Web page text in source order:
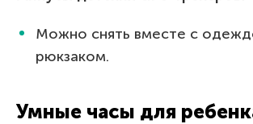
Можно снять вместе с
рюкзаком.
Умные часы для